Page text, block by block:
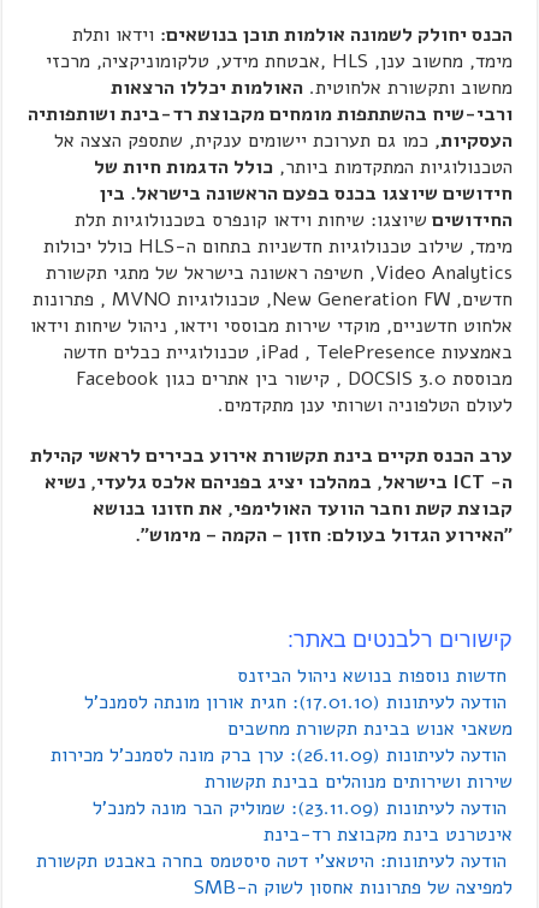
הכנס יחולק לשמונה אולמות תוכן בנושאים: וידאו ותלת
מימד, מחשוב ענן, HLS ,אבטחת מידע, טלקומוניקציה, מרכזי
מחשוב ותקשורת אלחוטית.האולמות יכללו הרצאות
ורבי-שיח בהשתתפות מומחים מקבוצת רד-בינת ושותפותיה
העסקיות, כמו גם תערוכת יישומים ענקית, שתספק הצצה אל
הטכנולוגיות המתקדמות ביותר,כולל הדגמות חיות של
חידושים שיוצגו בכנס בפעם הראשונה בישראל. בין
החידושים שיוצגו: שיחות וידאו קונפרס בטכנולוגיות תלת
מימד, שילוב טכנולוגיות חדשניות בתחום ה-HLS כולל יכולות
Video Analytics, חשיפה ראשונה בישראל של מתגי תקשורת
חדשים, New Generation FW, טכנולוגיות MVNO , פתרונות
אלחוט חדשניים, מוקדי שירות מבוססי וידאו, ניהול שיחות וידאו
באמצעות iPad , TelePresence, טכנולוגיית כבלים חדשה
מבוססת DOCSIS 3.0 , קישור בין אתרים כגון Facebook
לעולם הטלפוניה ושרותי ענן מתקדמים.
ערב הכנס תקיים בינת תקשורת אירוע בכירים לראשי קהילת
ה- ICT בישראל, במהלכו יציג בפניהם אלכס גלעדי, נשיא
קבוצת קשת וחבר הוועד האולימפי, את חזונו בנושא
"האירוע הגדול בעולם: חזון – הקמה – מימוש".
קישורים רלבנטים באתר:
חדשות נוספות בנושא ניהול הביזנס
הודעה לעיתונות (17.01.10): חגית אורון מונתה לסמנכ'ל
משאבי אנוש בבינת תקשורת מחשבים
הודעה לעיתונות (26.11.09): ערן ברק מונה לסמנכ'ל מכירות
שירות ושירותים מנוהלים בבינת תקשורת
הודעה לעיתונות (23.11.09): שמוליק הבר מונה למנכ'ל
אינטרנט בינת מקבוצת רד-בינת
הודעה לעיתונות: היטאצ'י דטה סיסטמס בחרה באבנט תקשורת
למפיצה של פתרונות אחסון לשוק ה-SMB